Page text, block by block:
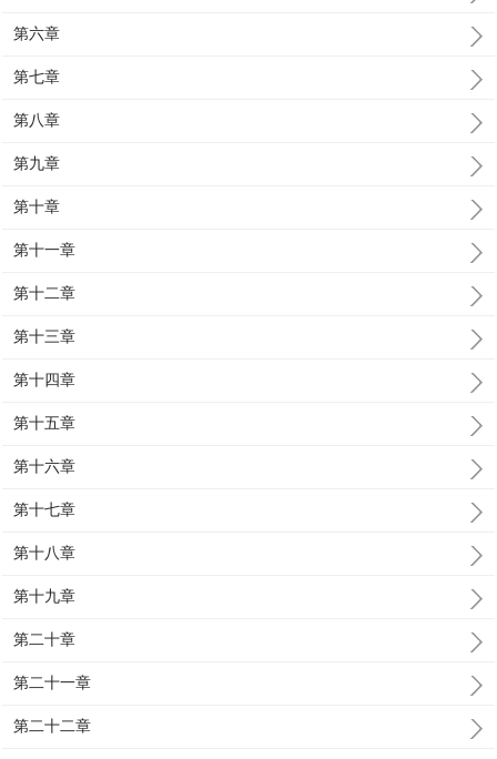
第六章
第七章
第八章
第九章
第十章
第十一章
第十二章
第十三章
第十四章
第十五章
第十六章
第十七章
第十八章
第十九章
第二十章
第二十一章
第二十二章